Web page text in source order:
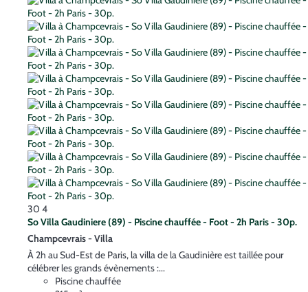
30 4
So Villa Gaudiniere (89) - Piscine chauffée - Foot - 2h Paris - 30p.
Champcevrais - Villa
À 2h au Sud-Est de Paris, la villa de la Gaudinière est taillée pour
célébrer les grands évènements :...
Piscine chauffée